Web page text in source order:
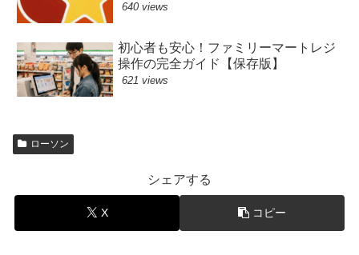
640 views
初心者も安心！ファミリーマートレジ
操作の完全ガイド【保存版】
621 views
ローソン
シェアする
X コピー